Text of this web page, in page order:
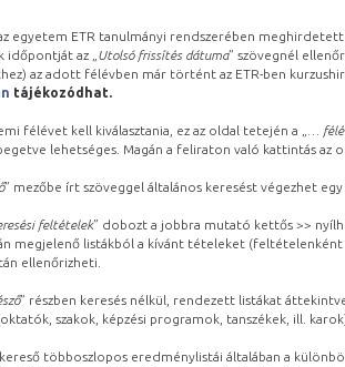
egyetem ETR tanulmányi rendszerében
az „ Utolsó frissítés dátuma” szövegnél
az adott félévben már történt az ETR-ben
tájékozódhat.
félévet kell kiválasztania, ez az oldal tetején a „
…
lehetséges. Magán a feliraton való kattintás az
” mezőbe írt szöveggel általános keresést végezhet
feltételek” dobozt a jobbra mutató kettős >>
megjelenő listákból a kívánt tételeket (feltételenként
ellenőrizheti.
” részben keresés nélkül, rendezett listákat
szakok, képzési programok, tanszékek, ill.
kereső többoszlopos eredménylistái általában a